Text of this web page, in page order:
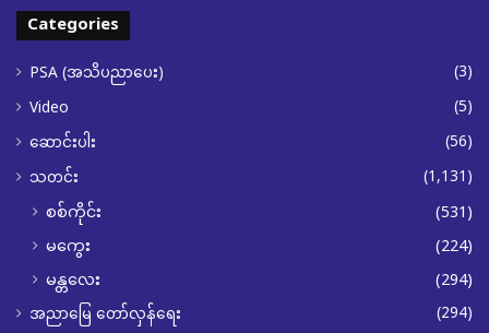
Categories
PSA (အသိပညာပေး)
(3)
Video
(5)
ဆောင်းပါး
(56)
သတင်း
(1,131)
စစ်ကိုင်း
(531)
မကွေး
(224)
မန္တလေး
(294)
အညာမြေ တော်လှန်ရေး (294)